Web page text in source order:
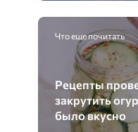
Что еще почитать
Рецепты
закрутить
было вкусно